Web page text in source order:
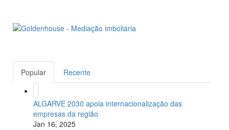
Popular Recente
ALGARVE 2030 apoia internacionalização das
empresas da região
Jan 16, 2025